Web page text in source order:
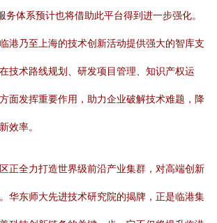
务体系预计也将借助此平台得到进一步强化。
港乃至上海的技术创新活动提供强大的智库支
技术路线规划、研发项目管理、知识产权运
面发挥重要作用，助力企业破解技术难题，降
效率。
正全力打造世界级前沿产业集群，对高端创新
华东师大先进技术研究院的揭牌，正是临港集